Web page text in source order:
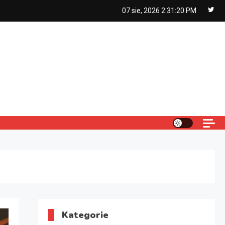
07 sie, 2026 2:31:21 PM
Kategorie